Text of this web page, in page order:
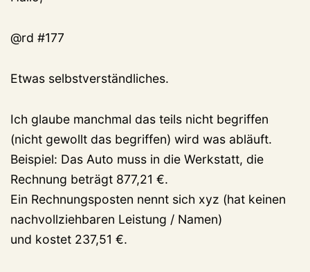
@rd #177
Etwas selbstverständliches.
Ich glaube manchmal das teils nicht begriffen
(nicht gewollt das begriffen) wird was abläuft.
Beispiel: Das Auto muss in die Werkstatt, die
Rechnung beträgt 877,21 €.
Ein Rechnungsposten nennt sich xyz (hat keinen
nachvollziehbaren Leistung / Namen)
und kostet 237,51 €.